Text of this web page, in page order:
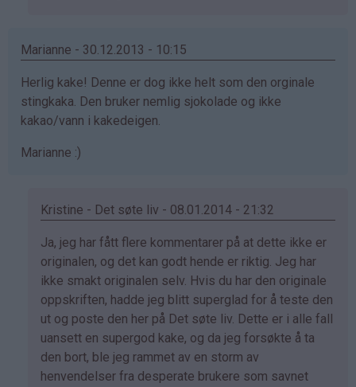
Silje
bekreftet)
Marianne - 30.12.2013 - 10:15
Herlig kake! Denne er dog ikke helt som den orginale
stingkaka. Den bruker nemlig sjokolade og ikke
kakao/vann i kakedeigen.
Marianne :)
Kristine - Det søte liv - 08.01.2014 - 21:32
Som
svar
på
av
Marianne
(ikke
bekreftet)
Ja, jeg har fått flere kommentarer på at dette ikke er
originalen, og det kan godt hende er riktig. Jeg har
ikke smakt originalen selv. Hvis du har den originale
oppskriften, hadde jeg blitt superglad for å teste den
ut og poste den her på Det søte liv. Dette er i alle fall
uansett en supergod kake, og da jeg forsøkte å ta
den bort, ble jeg rammet av en storm av
henvendelser fra desperate brukere som savnet